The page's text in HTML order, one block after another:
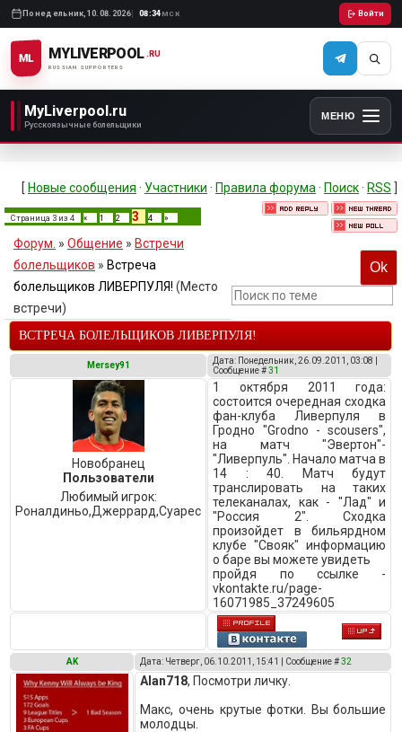
Понедельник, 10.08.2026 08:34 МСК Войти
ML MYLIVERPOOL
RUSSIAN SUPPORTERS
.RU
MyLiverpool.ru
Русскоязычные болельщики
МЕНЮ
[ Новые сообщения · Участники · Правила форума · Поиск · RSS
Страница 3 из 4 « 1 2 3 4 »
Форум. » Общение » Встречи
болельщиков » Встреча
болельщиков ЛИВЕРПУЛЯ! (Место
встречи)
ВСТРЕЧА БОЛЕЛЬЩИКОВ ЛИВЕРПУЛЯ!
Mersey91
Дата: Понедельник, 26.09.2011, 03:08 |
Сообщение #31
Новобранец
Пользователи
Любимый игрок:
Роналдиньо,Джеррард,Суарес
1 октября 2011 года:
состоится очередная сходка
фан-клуба Ливерпуля в
Гродно "Grodno - scousers",
на матч "Эвертон"-
"Ливерпуль". Начало матча в
14 : 40. Матч будут
транслировать на таких
телеканалах, как - "Лад" и
"Россия 2". Сходка
произойдет в бильярдном
клубе "Свояк" информацию
о баре вы можете увидеть
пройдя по ссылке -
vkontakte.ru/page-
16071985_37249605
AK Дата: Четверг, 06.10.2011, 15:41 | Сообщение #32
Alan718, Посмотри личку.
Макс, очень крутые фотки. Вы большие
молодцы.